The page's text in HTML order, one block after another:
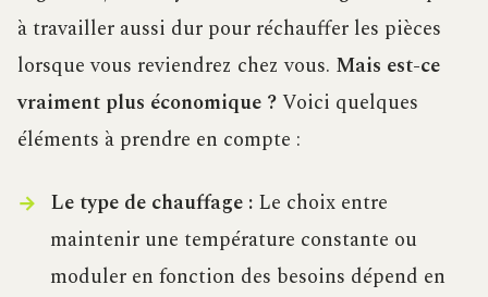
à travailler aussi dur pour réchauffer les pièces
lorsque vous reviendrez chez vous. Mais est-ce
vraiment plus économique ?Voici quelques
éléments à prendre en compte :
Le type de chauffage :Le choix entre
maintenir une température constante ou
moduler en fonction des besoins dépend en